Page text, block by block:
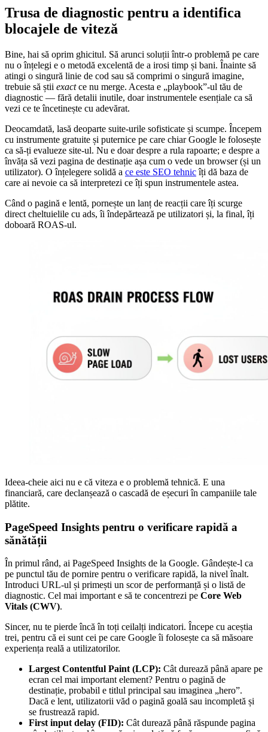
Trusa de diagnostic pentru a identifica
blocajele de viteză
Bine, hai să oprim ghicitul. Să arunci soluții într-o problemă pe care
nu o înțelegi e o metodă excelentă de a irosi timp și bani. Înainte să
atingi o singură linie de cod sau să comprimi o singură imagine,
trebuie să știi exactce nu merge. Acesta e „playbook”-ul tău de
diagnostic — fără detalii inutile, doar instrumentele esențiale ca să
vezi ce te încetinește cu adevărat.
Deocamdată, lasă deoparte suite-urile sofisticate și scumpe. Începem
cu instrumente gratuite și puternice pe care chiar Google le folosește
ca să-ți evalueze site-ul. Nu e doar despre a rula rapoarte; e despre a
învăța să vezi pagina de destinație așa cum o vede un browser (și un
utilizator). O înțelegere solidă a ce este SEO tehnicîți dă baza de
care ai nevoie ca să interpretezi ce îți spun instrumentele astea.
Când o pagină e lentă, pornește un lanț de reacții care îți scurge
direct cheltuielile cu ads, îi îndepărtează pe utilizatori și, la final, îți
doboară ROAS-ul.
Ideea-cheie aici nu e că viteza e o problemă tehnică. E una
financiară, care declanșează o cascadă de eșecuri în campaniile tale
plătite.
PageSpeed Insights pentru o verificare rapidă a
sănătății
În primul rând, ai PageSpeed Insights de la Google. Gândește-l ca
pe punctul tău de pornire pentru o verificare rapidă, la nivel înalt.
Introduci URL-ul și primești un scor de performanță și o listă de
diagnostic. Cel mai important e să te concentrezi pe Core Web
Vitals (CWV).
Sincer, nu te pierde încă în toți ceilalți indicatori. Începe cu aceștia
trei, pentru că ei sunt cei pe care Google îi folosește ca să măsoare
experiența reală a utilizatorilor.
Largest Contentful Paint (LCP): Cât durează până apare pe
ecran cel mai important element? Pentru o pagină de
destinație, probabil e titlul principal sau imaginea „hero”.
Dacă e lent, utilizatorii văd o pagină goală sau incompletă și
se frustrează rapid.
First input delay (FID): Cât durează până răspunde pagina